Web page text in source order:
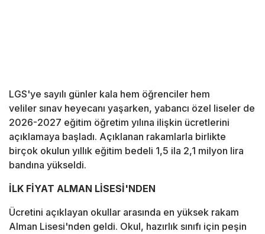
LGS'ye sayılı günler kala hem öğrenciler hem
veliler sınav heyecanı yaşarken, yabancı özel liseler de
2026-2027 eğitim öğretim yılına ilişkin ücretlerini
açıklamaya başladı. Açıklanan rakamlarla birlikte
birçok okulun yıllık eğitim bedeli 1,5 ila 2,1 milyon lira
bandına yükseldi.
İLK FİYAT ALMAN LİSESİ'NDEN
Ücretini açıklayan okullar arasında en yüksek rakam
Alman Lisesi'nden geldi. Okul, hazırlık sınıfı için peşin